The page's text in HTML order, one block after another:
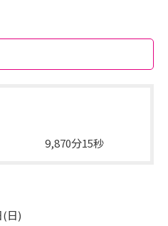
9,870分15秒
(日)